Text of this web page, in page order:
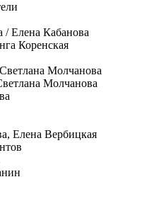
/ Елена Кабанова
Коренская
Молчанова
Молчанова
Елена Вербицкая